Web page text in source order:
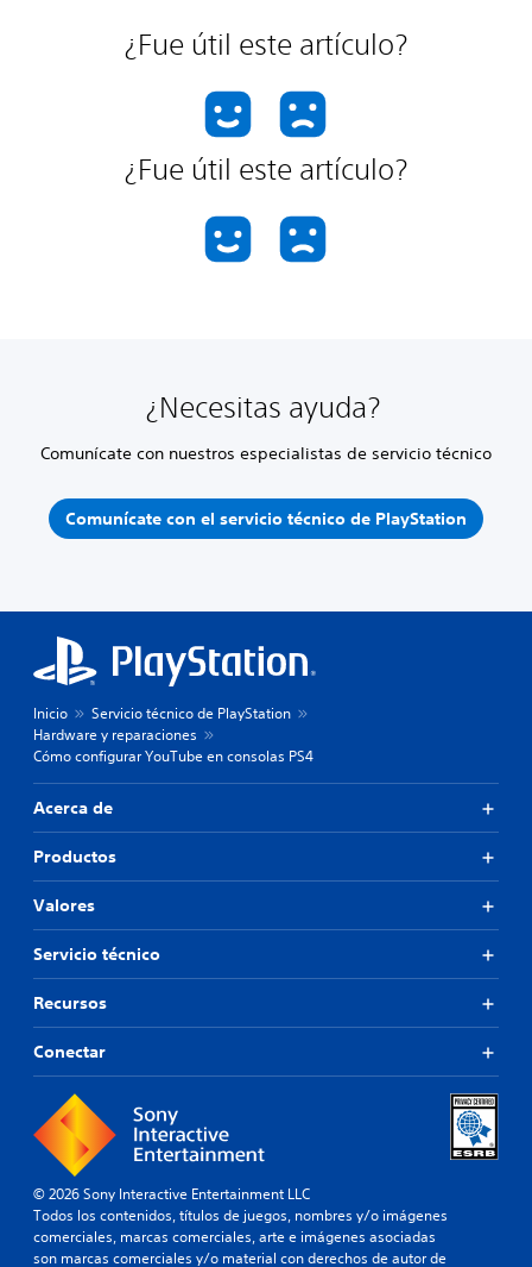
¿Fue útil este artículo?
¿Fue útil este artículo?
¿Necesitas ayuda?
Comunícate con nuestros especialistas de servicio técnico
Comunícate con el servicio técnico de PlayStation
Inicio
Servicio técnico de PlayStation
Hardware y reparaciones
Cómo configurar YouTube en consolas PS4
Acerca de
Productos
Valores
Servicio técnico
Recursos
Conectar
© 2026 Sony Interactive Entertainment LLC
Todos los contenidos, títulos de juegos, nombres y/o imágenes
comerciales, marcas comerciales, arte e imágenes asociadas
son marcas comerciales y/o material con derechos de autor de